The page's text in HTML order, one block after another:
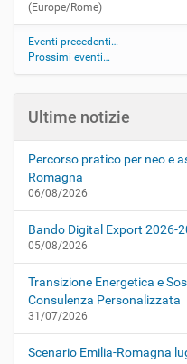
(Europe/Rome)
Eventi precedenti…
Prossimi eventi…
Ultime notizie
Percorso pratico per neo e
Romagna
06/08/2026
Bando Digital Export 2026-
05/08/2026
Transizione Energetica e
Consulenza Personalizzata
31/07/2026
Scenario Emilia-Romagna